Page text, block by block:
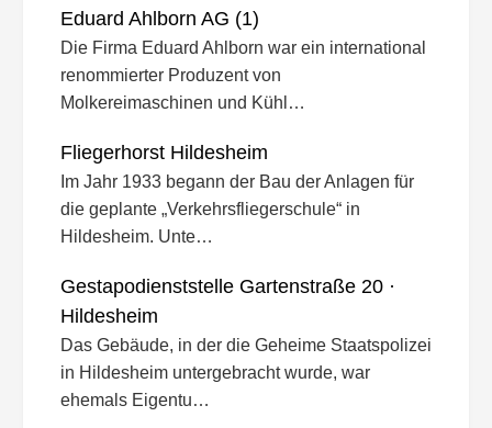
Eduard Ahlborn AG (1)
Die Firma Eduard Ahlborn war ein international
renommierter Produzent von
Molkereimaschinen und Kühl…
Fliegerhorst Hildesheim
Im Jahr 1933 begann der Bau der Anlagen für
die geplante „Verkehrsfliegerschule“ in
Hildesheim. Unte…
Gestapodienststelle Gartenstraße 20 ·
Hildesheim
Das Gebäude, in der die Geheime Staatspolizei
in Hildesheim untergebracht wurde, war
ehemals Eigentu…